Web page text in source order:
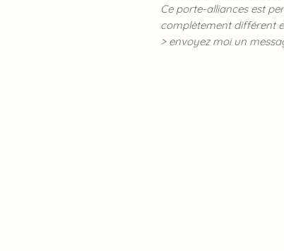
Ce porte-alliances est
complètement différent
> envoyez moi un